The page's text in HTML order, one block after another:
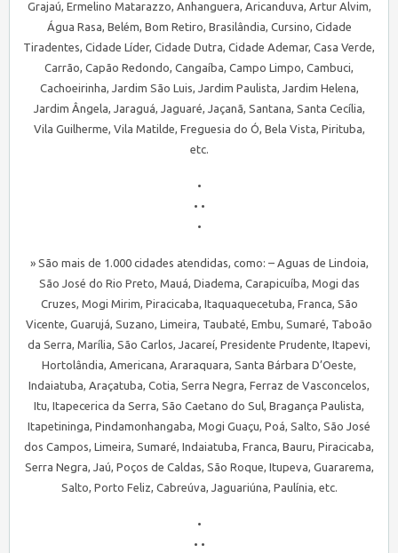
Grajaú, Ermelino Matarazzo, Anhanguera, Aricanduva, Artur Alvim,
Água Rasa, Belém, Bom Retiro, Brasilândia, Cursino, Cidade
Tiradentes, Cidade Líder, Cidade Dutra, Cidade Ademar, Casa Verde,
Carrão, Capão Redondo, Cangaíba, Campo Limpo, Cambuci,
Cachoeirinha, Jardim São Luis, Jardim Paulista, Jardim Helena,
Jardim Ângela, Jaraguá, Jaguaré, Jaçanã, Santana, Santa Cecília,
Vila Guilherme, Vila Matilde, Freguesia do Ó, Bela Vista, Pirituba,
etc.
•
• •
•
» São mais de 1.000 cidades atendidas, como: – Aguas de Lindoia,
São José do Rio Preto, Mauá, Diadema, Carapicuíba, Mogi das
Cruzes, Mogi Mirim, Piracicaba, Itaquaquecetuba, Franca, São
Vicente, Guarujá, Suzano, Limeira, Taubaté, Embu, Sumaré, Taboão
da Serra, Marília, São Carlos, Jacareí, Presidente Prudente, Itapevi,
Hortolândia, Americana, Araraquara, Santa Bárbara D’Oeste,
Indaiatuba, Araçatuba, Cotia, Serra Negra, Ferraz de Vasconcelos,
Itu, Itapecerica da Serra, São Caetano do Sul, Bragança Paulista,
Itapetininga, Pindamonhangaba, Mogi Guaçu, Poá, Salto, São José
dos Campos, Limeira, Sumaré, Indaiatuba, Franca, Bauru, Piracicaba,
Serra Negra, Jaú, Poços de Caldas, São Roque, Itupeva, Guararema,
Salto, Porto Feliz, Cabreúva, Jaguariúna, Paulínia, etc.
•
• •